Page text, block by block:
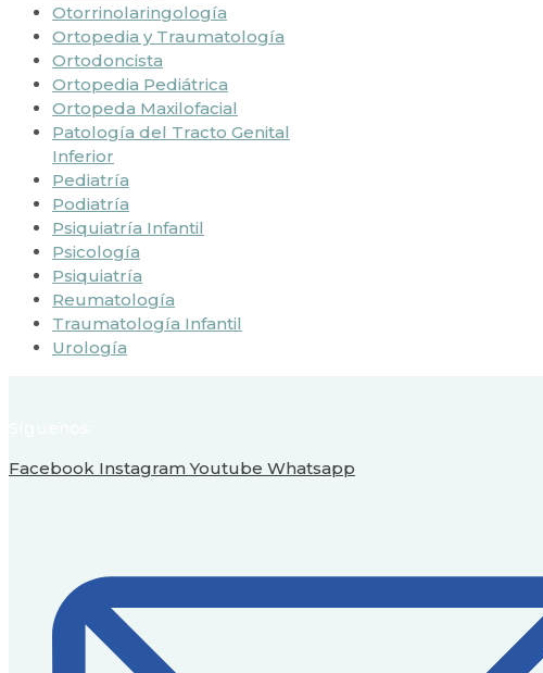
Otorrinolaringología
Ortopedia y Traumatología
Ortodoncista
Ortopedia Pediátrica
Ortopeda Maxilofacial
Patología del Tracto Genital
Inferior
Pediatría
Podiatría
Psiquiatría Infantil
Psicología
Psiquiatría
Reumatología
Traumatología Infantil
Urología
Facebook Instagram Youtube Whatsapp